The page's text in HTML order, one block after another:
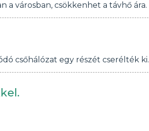
a városban, csökkenhet a távhő ára.
csőhálózat egy részét cserélték ki.